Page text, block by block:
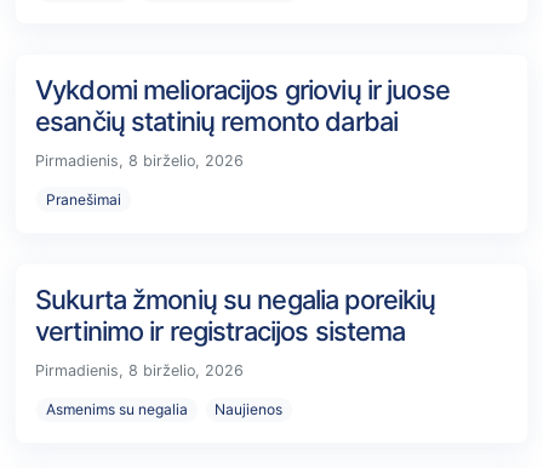
Vykdomi melioracijos griovių ir juose
esančių statinių remonto darbai
Pirmadienis, 8 birželio, 2026
Pranešimai
Sukurta žmonių su negalia poreikių
vertinimo ir registracijos sistema
Pirmadienis, 8 birželio, 2026
Asmenims su negalia Naujienos